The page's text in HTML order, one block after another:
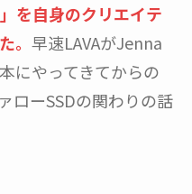
を自身のクリエイテ
。 早速LAVAがJenna
にやってきてからの
ローSSDの関わりの話